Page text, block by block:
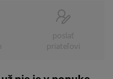
poslať
priateľovi